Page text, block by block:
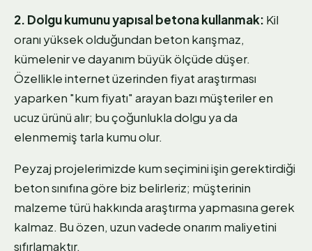
2. Dolgu kumunu yapısal betona kullanmak: Kil
oranı yüksek olduğundan beton karışmaz,
kümelenir ve dayanım büyük ölçüde düşer.
Özellikle internet üzerinden fiyat araştırması
yaparken "kum fiyatı" arayan bazı müşteriler en
ucuz ürünü alır; bu çoğunlukla dolgu ya da
elenmemiş tarla kumu olur.
Peyzaj projelerimizde kum seçimini işin gerektirdiği
beton sınıfına göre biz belirleriz; müşterinin
malzeme türü hakkında araştırma yapmasına gerek
kalmaz. Bu özen, uzun vadede onarım maliyetini
sıfırlamaktır.